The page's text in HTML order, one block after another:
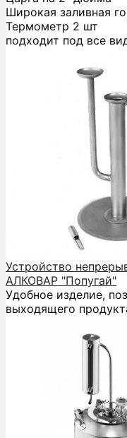
Широкая заливная
Термометр 2 шт
подходит под все
Устройство
АЛКОВАР "Попугай"
Удобное изделие,
выходящего